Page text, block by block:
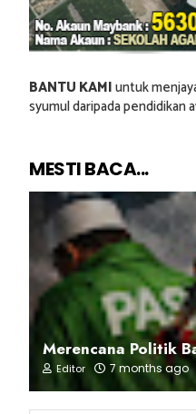
BANTU KAMIuntuk
syumul daripada pendidikan
MESTI BACA...
Merencana Politik
Editor 7 months ago